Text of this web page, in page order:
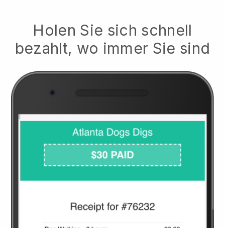
Holen Sie sich schnell
bezahlt, wo immer Sie sind